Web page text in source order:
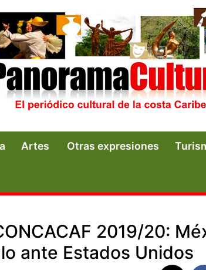
Artes Otras expresiones
2019/20:
ante Estados Unidos